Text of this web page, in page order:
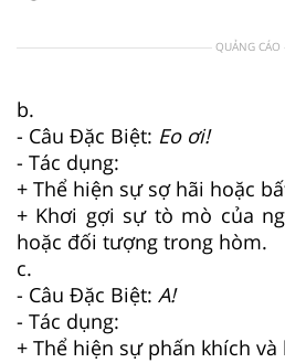
QUẢNG CÁO
b.
- Câu Đặc Biệt: Eo ơi!
- Tác dụng:
+ Thể hiện sự sợ hãi hoặc
+ Khơi gợi sự tò mò của
hoặc đối tượng trong hòm.
c.
- Câu Đặc Biệt: A!
- Tác dụng:
+ Thể hiện sự phấn khích